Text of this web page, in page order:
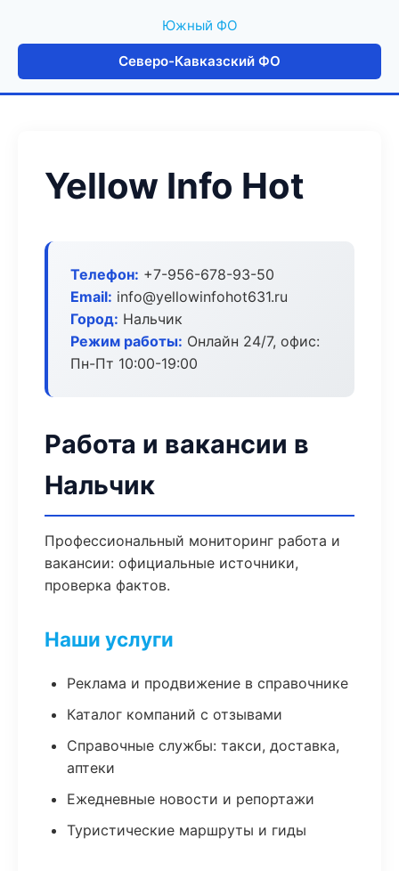
Южный ФО
Северо-Кавказский ФО
Yellow Info Hot
Телефон: +7-956-678-93-50
Email: info@yellowinfohot631.ru
Город: Нальчик
Режим работы: Онлайн 24/7, офис:
Пн-Пт 10:00-19:00
Работа и вакансии в
Нальчик
Профессиональный мониторинг работа и
вакансии: официальные источники,
проверка фактов.
Наши услуги
Реклама и продвижение в справочнике
Каталог компаний с отзывами
Справочные службы: такси, доставка,
аптеки
Ежедневные новости и репортажи
Туристические маршруты и гиды